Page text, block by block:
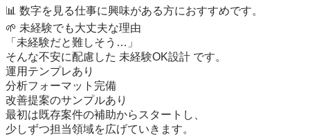
📊 数字を見る仕事に興味がある方におすすめです。
🌱 未経験でも大丈夫な理由
「未経験だと難しそう…」
そんな不安に配慮した 未経験OK設計 です。
運用テンプレあり
分析フォーマット完備
改善提案のサンプルあり
最初は既存案件の補助からスタートし、
少しずつ担当領域を広げていきます。